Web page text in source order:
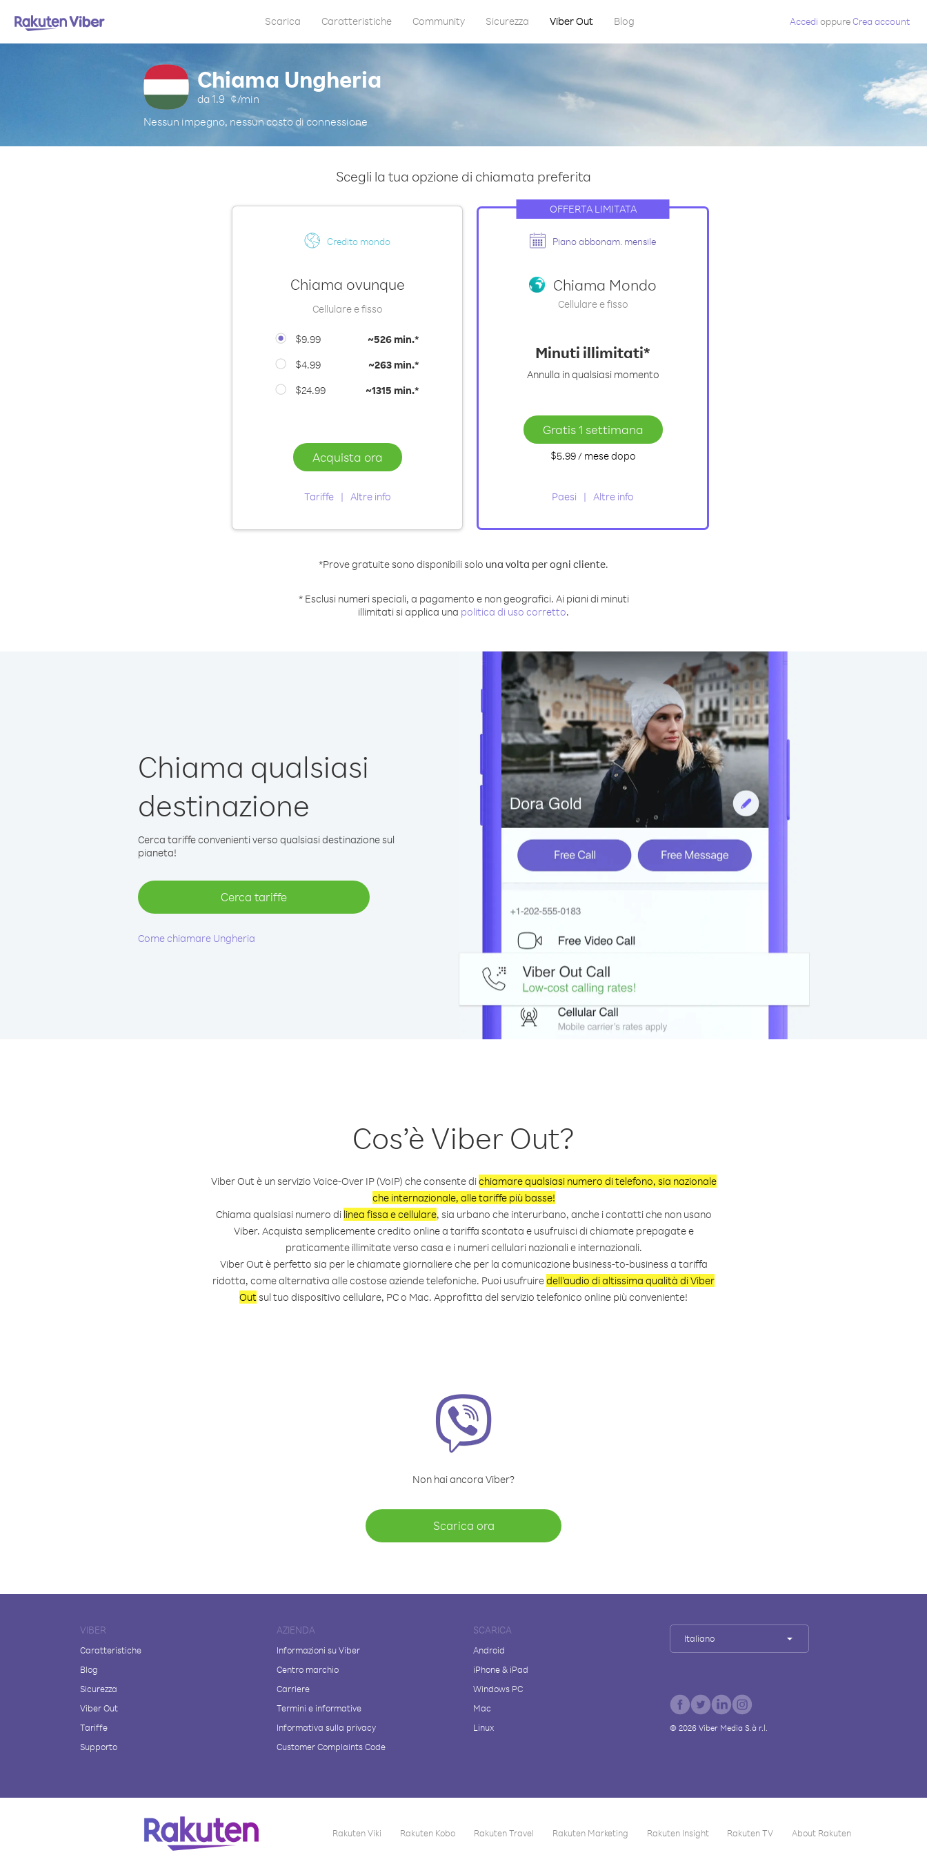
Scarica Caratteristiche Community Sicurezza Viber Out Blog Accedi oppureCrea account
Chiama Ungheria
da 1.9 ¢/min
Nessun impegno, nessun costo di connessione
Scegli la tua opzione di chiamata preferita
Credito mondo
Chiama ovunque
Cellulare e fisso
$9.99 ~526 min.*
$4.99
~263 min.*
$24.99
~1315 min.*
Acquista ora
Tariffe Altre info
OFFERTA LIMITATA
Piano abbonam. mensile
Chiama Mondo
Cellulare e fisso
Minuti illimitati*
Annulla in qualsiasi momento
Gratis 1 settimana
$5.99/ mesedopo
Paesi Altre info
*Prove gratuite sono disponibili solo una volta per ogni cliente.
* Esclusi numeri speciali, a pagamento e non geografici. Ai piani di minuti
illimitati si applica una politica di uso corretto.
Chiama qualsiasi
destinazione
Cerca tariffe convenienti verso qualsiasi destinazione sul
pianeta!
Cerca tariffe
Come chiamare Ungheria
Cos’è Viber Out?
Viber Out è un servizio Voice-Over IP (VoIP) che consente dichiamare qualsiasi numero di telefono, sia nazionale
che internazionale, alle tariffe più basse!
Chiama qualsiasi numero di linea fissa e cellulare, sia urbano che interurbano, anche i contatti che non usano
Viber. Acquista semplicemente credito online a tariffa scontata e usufruisci di chiamate prepagate e
praticamente illimitate verso casa e i numeri cellulari nazionali e internazionali.
Viber Out è perfetto sia per le chiamate giornaliere che per la comunicazione business-to-business a tariffa
ridotta, come alternativa alle costose aziende telefoniche. Puoi usufruiredell’audio di altissima qualità di Viber
Outsul tuo dispositivo cellulare, PC o Mac. Approfitta del servizio telefonico online più conveniente!
Non hai ancora Viber?
Scarica ora
VIBER
Caratteristiche
Blog
Sicurezza
Viber Out
Tariffe
Supporto
AZIENDA
Informazioni su Viber
Centro marchio
Carriere
Termini e informative
Informativa sulla privacy
Customer Complaints Code
SCARICA
Android
iPhone & iPad
Windows PC
Mac
Linux
Italiano
© 2026 Viber Media S.à r.l.
Rakuten Viki Rakuten Kobo Rakuten Travel Rakuten Marketing Rakuten Insight Rakuten TV About Rakuten